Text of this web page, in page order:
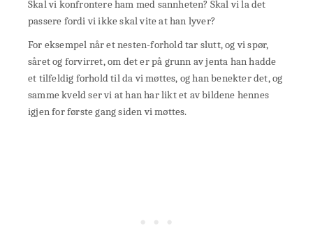
Skal vi konfrontere ham med sannheten? Skal vi la det
passere fordi vi ikke skal vite at han lyver?
For eksempel når et nesten-forhold tar slutt, og vi spør,
såret og forvirret, om det er på grunn av jenta han hadde
et tilfeldig forhold til da vi møttes, og han benekter det, og
samme kveld ser vi at han har likt et av bildene hennes
igjen for første gang siden vi møttes.